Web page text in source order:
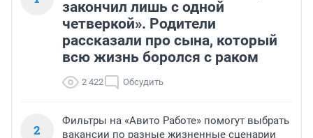
закончил лишь с одной
четверкой». Родители
рассказали про сына, который
всю жизнь боролся с раком
2 422 Обсудить
2
Фильтры на «Авито Работе» помогут выбрать
вакансии по разные жизненные сценарии